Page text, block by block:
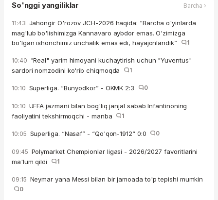
So'nggi yangiliklar Barcha ›
11:43 Jahongir O'rozov JCH-2026 haqida: “Barcha o'yinlarda
mag'lub bo'lishimizga Kannavaro aybdor emas. O'zimizga
bo'lgan ishonchimiz unchalik emas edi, hayajonlandik”
1
10:40 "Real" yarim himoyani kuchaytirish uchun "Yuventus"
sardori nomzodini ko'rib chiqmoqda
1
10:10 Superliga. “Bunyodkor” - OKMK 2:3 0
10:10 UEFA jazmani bilan bog'liq janjal sabab Infantinoning
faoliyatini tekshirmoqchi - manba
1
10:05 Superliga. “Nasaf” - “Qo'qon-1912“ 0:0 0
09:45 Polymarket Chempionlar ligasi - 2026/2027 favoritlarini
ma'lum qildi
1
09:15 Neymar yana Messi bilan bir jamoada to'p tepishi mumkin
0